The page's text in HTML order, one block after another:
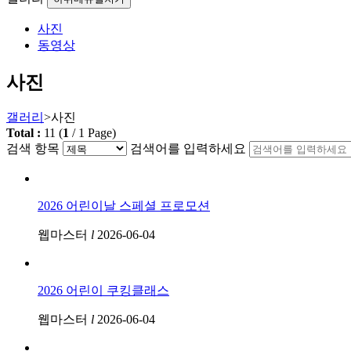
사진
동영상
사진
갤러리 >사진
Total : 11 (1 / 1 Page)
검색 항목
검색어를 입력하세요
2026 어린이날 스페셜 프로모션
웹마스터 l 2026-06-04
2026 어린이 쿠킹클래스
웹마스터 l 2026-06-04